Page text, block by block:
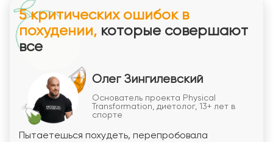
5 критических ошибок в
похудении, которые совершают
все
Олег Зингилевский
Основатель проекта Physical
Transformation, диетолог, 13+ лет в
спорте
Пытаетешься похудеть, перепробовала